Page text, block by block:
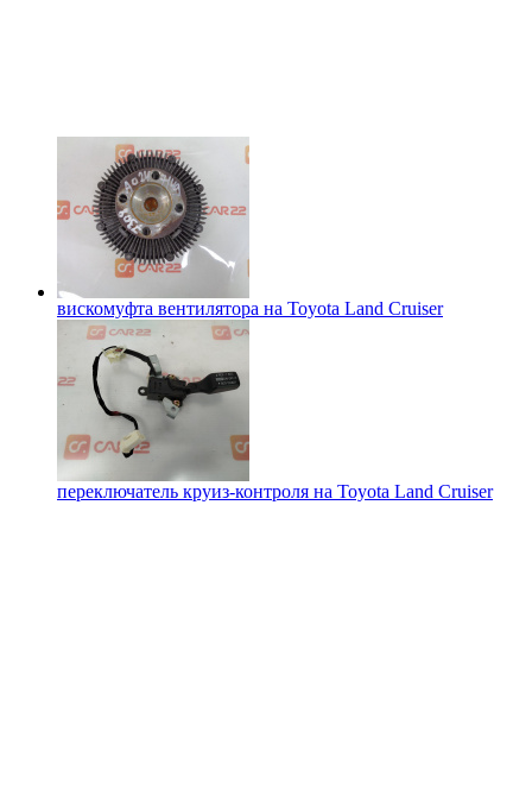
вискомуфта вентилятора на Toyota Land Cruiser
переключатель круиз-контроля на Toyota Land Cruiser